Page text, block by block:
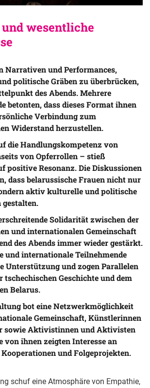
wesentliche
Narrativen und Performances,
politische Gräben zu überbrücken,
des Abends. Mehrere
betonten, dass dieses Format ihnen
Verbindung zum
Widerstand herzustellen.
die Handlungskompetenz von
von Opferrollen – stieß
positive Resonanz. Die Diskussionen
dass belarussische Frauen nicht nur
aktiv kulturelle und politische
Solidarität zwischen der
und internationalen Gemeinschaft
des Abends immer wieder gestärkt.
und internationale Teilnehmende
Unterstützung und zogen Parallelen
tschechischen Geschichte und dem
Belarus.
bot eine Netzwerkmöglichkeit
Gemeinschaft, Künstlerinnen
sowie Aktivistinnen und Aktivisten
von ihnen zeigten Interesse an
und Folgeprojekten.
schuf eine Atmosphäre von Empathie,